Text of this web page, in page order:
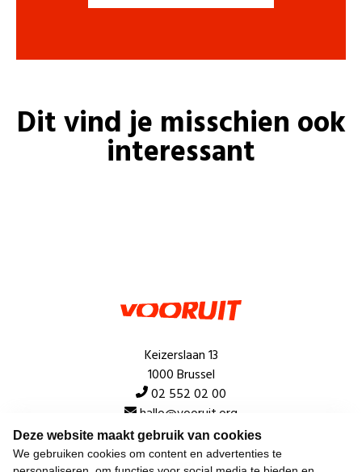
Deze website maakt gebruik van cookies
We gebruiken cookies om content en advertenties te
Dit vind je misschien ook
interessant
Keizerslaan 13
1000 Brussel
02 552 02 00
hallo@vooruit.org
Snel